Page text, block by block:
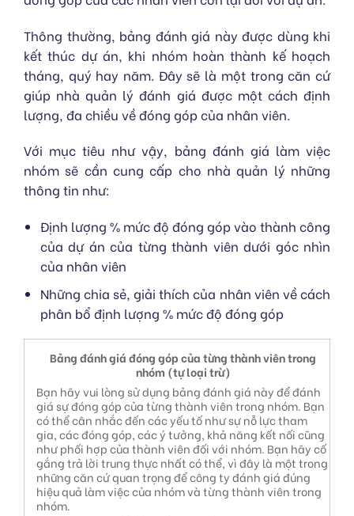
Thông thường, bảng đánh giá này được dùng khi
kết thúc dự án, khi nhóm hoàn thành kế hoạch
tháng, quý hay năm. Đây sẽ là một trong căn cứ
giúp nhà quản lý đánh giá được một cách định
lượng, đa chiều về đóng góp của nhân viên.
Với mục tiêu như vậy, bảng đánh giá làm việc
nhóm sẽ cần cung cấp cho nhà quản lý những
thông tin như:
Định lượng % mức độ đóng góp vào thành công
của dự án của từng thành viên dưới góc nhìn
của nhân viên
Những chia sẻ, giải thích của nhân viên về cách
phân bổ định lượng % mức độ đóng góp
Bảng đánh giá đóng góp của từng thành viên trong
nhóm (tự loại trừ)
Bạn hãy vui lòng sử dụng bảng đánh giá này để đánh
giá sự đóng góp của từng thành viên trong nhóm. Bạn
có thể cân nhắc đến các yếu tố như sự nỗ lực tham
gia, các đóng góp, các ý tưởng, khả năng kết nối cũng
như phối hợp của thành viên đối với nhóm. Bạn hãy cố
gắng trả lời trung thực nhất có thể, vì đây là một trong
những căn cứ quan trọng để công ty đánh giá đúng
hiệu quả làm việc của nhóm và từng thành viên trong
nhóm.